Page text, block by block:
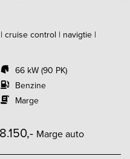
cruise control | navigtie |
66 kW (90 PK)
Benzine
Marge
8.150,- Marge auto